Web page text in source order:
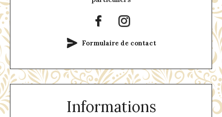
Informations
Formulaire de contact